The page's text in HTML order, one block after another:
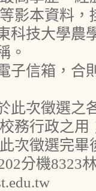
影本資料
科技大學農
。
子信箱，合
此次徵選之
務行政之
次徵選完畢
分機8323